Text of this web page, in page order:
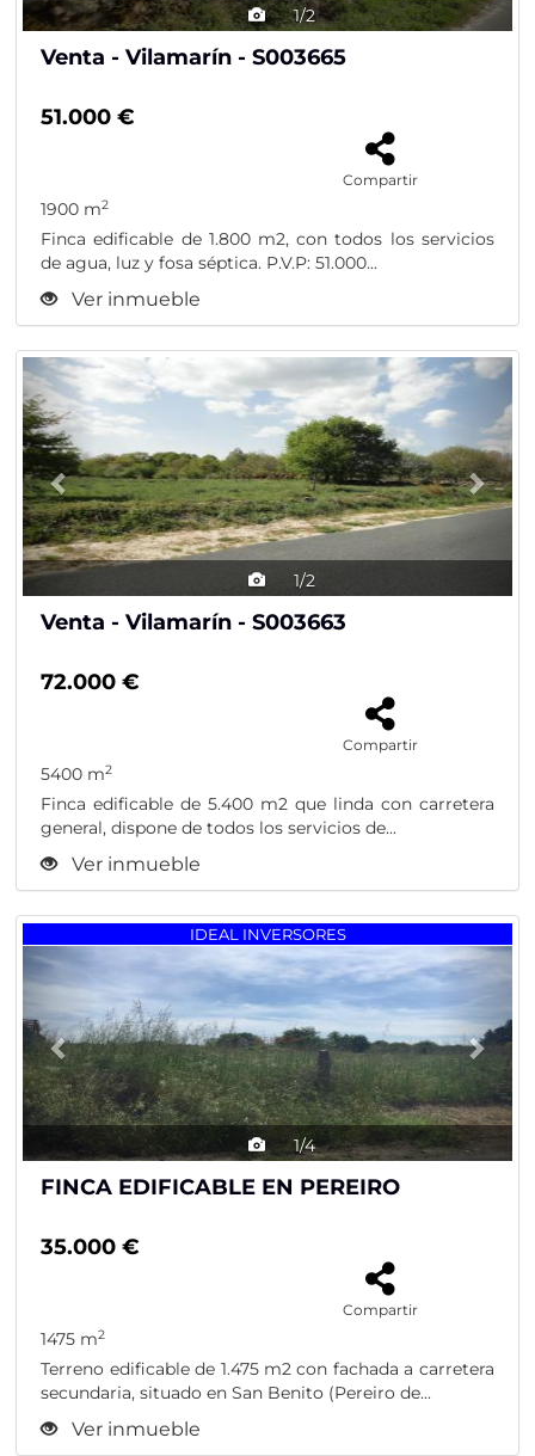
1/2
Venta - Vilamarín - S003665
51.000 €
Compartir
1900 m2
Finca edificable de 1.800 m2, con todos los servicios
de agua, luz y fosa séptica. P.V.P: 51.000...
Ver inmueble
1/2
Previous
Venta - Vilamarín - S003663
72.000 €
Compartir
5400 m2
Finca edificable de 5.400 m2 que linda con carretera
general, dispone de todos los servicios de...
Ver inmueble
IDEAL INVERSORES
1/4
Previous
FINCA EDIFICABLE EN PEREIRO
35.000 €
Compartir
1475 m2
Terreno edificable de 1.475 m2 con fachada a carretera
secundaria, situado en San Benito (Pereiro de...
Ver inmueble